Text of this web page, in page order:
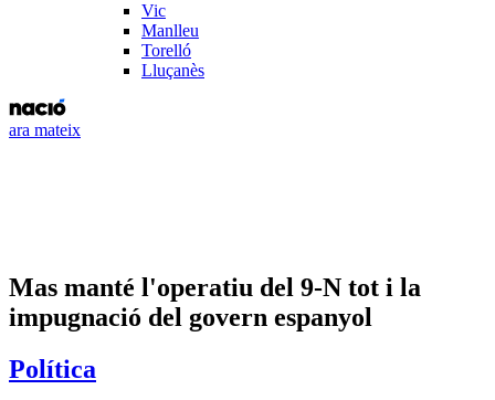
Vic
Manlleu
Torelló
Lluçanès
ara mateix
Mas manté l'operatiu del 9-N tot i la
impugnació del govern espanyol
Política